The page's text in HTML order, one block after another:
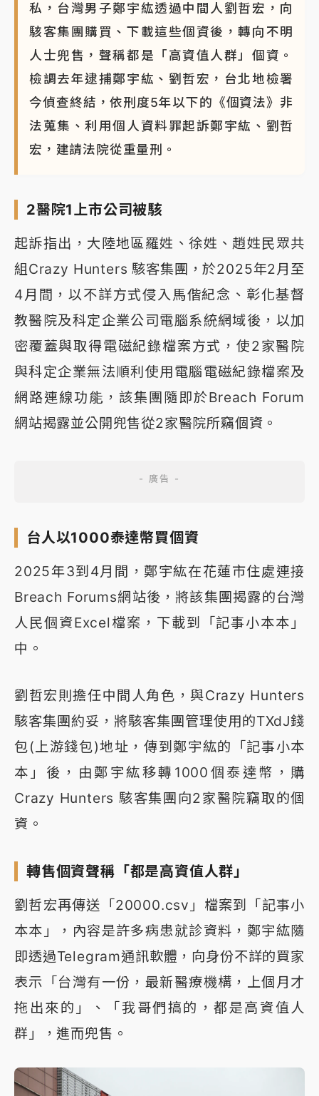
私，台灣男子鄭宇紘透過中間人劉哲宏，向
駭客集團購買、下載這些個資後，轉向不明
人士兜售，聲稱都是「高資值人群」個資。
檢調去年逮捕鄭宇紘、劉哲宏，台北地檢署
今偵查終結，依刑度5年以下的《個資法》非
法蒐集、利用個人資料罪起訴鄭宇紘、劉哲
宏，建請法院從重量刑。
2醫院1上市公司被駭
起訴指出，大陸地區羅姓、徐姓、趙姓民眾共
組Crazy Hunters 駭客集團，於2025年2月至
4月間，以不詳方式侵入馬偕紀念、彰化基督
教醫院及科定企業公司電腦系統網域後，以加
密覆蓋與取得電磁紀錄檔案方式，使2家醫院
與科定企業無法順利使用電腦電磁紀錄檔案及
網路連線功能，該集團隨即於Breach Forum
網站揭露並公開兜售從2家醫院所竊個資。
台人以1000泰達幣買個資
2025年3到4月間，鄭宇紘在花蓮市住處連接
Breach Forums網站後，將該集團揭露的台灣
人民個資Excel檔案，下載到「記事小本本」
中。
劉哲宏則擔任中間人角色，與Crazy Hunters
駭客集團約妥，將駭客集團管理使用的TXdJ錢
包(上游錢包)地址，傳到鄭宇紘的「記事小本
本」後，由鄭宇紘移轉1000個泰達幣，購
Crazy Hunters 駭客集團向2家醫院竊取的個
資。
轉售個資聲稱「都是高資值人群」
劉哲宏再傳送「20000.csv」檔案到「記事小
本本」，內容是許多病患就診資料，鄭宇紘隨
即透過Telegram通訊軟體，向身份不詳的買家
表示「台灣有一份，最新醫療機構，上個月才
拖出來的」、「我哥們搞的，都是高資值人
群」，進而兜售。